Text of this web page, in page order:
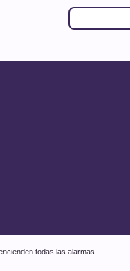
todas las alarmas